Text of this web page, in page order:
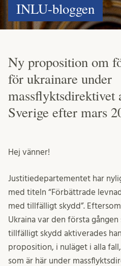
INLU-bloggen
Ny proposition om
för ukrainare under
massflyktsdirektivet
Sverige efter mars
Hej vänner!
Justitiedepartementet har
med titeln “Förbättrade
med tillfälligt skydd”.
Ukraina var den första
tillfälligt skydd aktiverades
proposition, i nuläget i alla
som är här under